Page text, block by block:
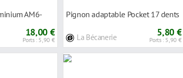
AM6-
18,00 €
Ports : 5,90 €
Pignon adaptable Pocket 17 dents
La Bécanerie 5,80 €
Ports : 5,90 €